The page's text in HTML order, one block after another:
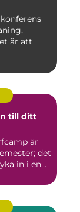
är att
till ditt
är
det
in i en...